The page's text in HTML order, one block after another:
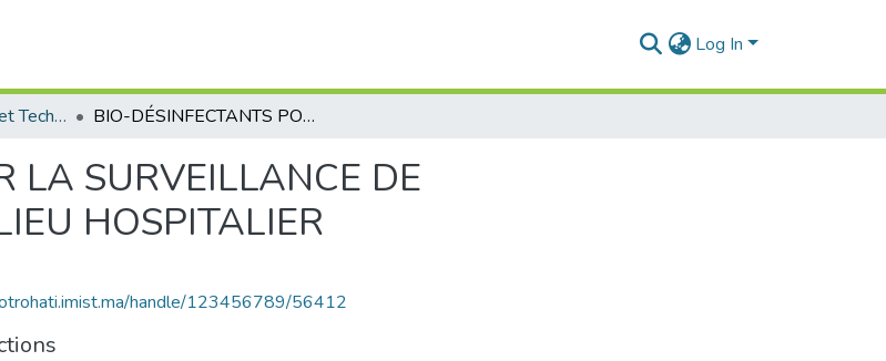
Log In
CEDoc en Sciences et Techniques et Sciences Médicales (CED - STSM) BIO-DÉSINFECTANTS POUR LA SURVEILLANCE DE L'ENVIRONNEMENT DU MILIEU HOSPITALIER
LA SURVEILLANCE DE
HOSPITALIER
handle/123456789/56412